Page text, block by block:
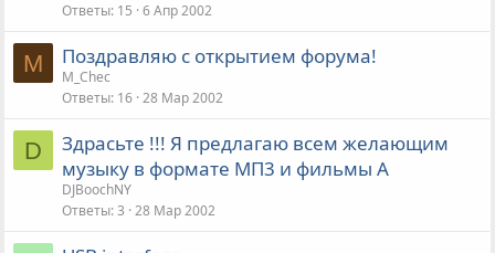
Ответы 15 6 Апр 2002
M Поздравляю с открытием форума!
M_Chec
Ответы 16 28 Мар 2002
D
Здрасьте !!! Я предлагаю всем желающим
музыку в формате МП3 и фильмы A
DJBoochNY
Ответы 3 28 Мар 2002